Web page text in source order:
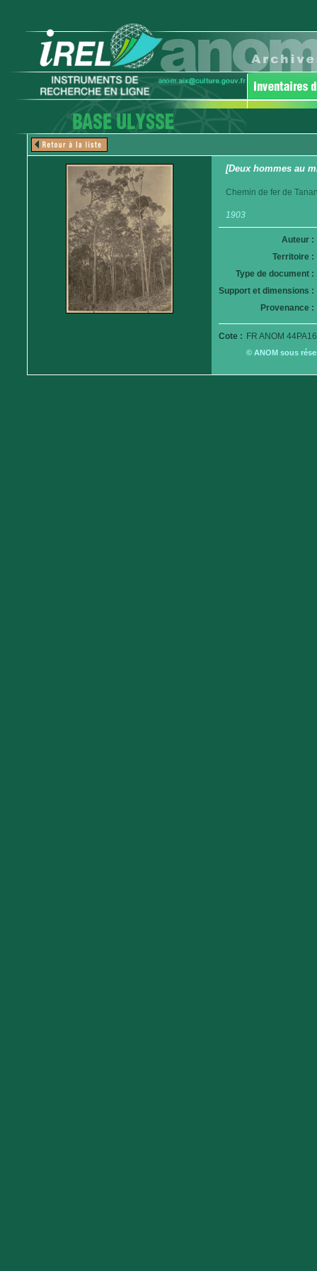
[Deux hommes au
Chemin de fer de
1903
Auteur :
Territoire :
Type de document :
Support et dimensions :
Provenance :
Cote : FR ANOM
© ANOM sous